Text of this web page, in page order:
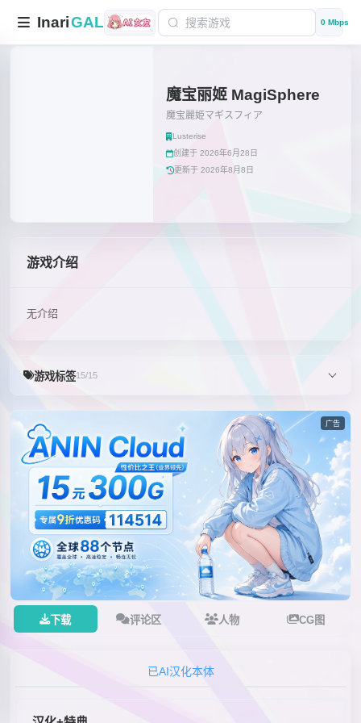
InariGAL 0 Mbps
魔宝丽姬 MagiSphere
魔宝麗姫マギスフィア
Lusterise
创建于 2026年6月28日
更新于 2026年8月8日
游戏介绍
无介绍
游戏标签15/15
广告
下载 评论区 人物 CG图
已AI汉化本体